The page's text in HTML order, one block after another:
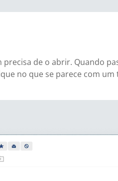
precisa de o abrir. Quando
no que se parece com